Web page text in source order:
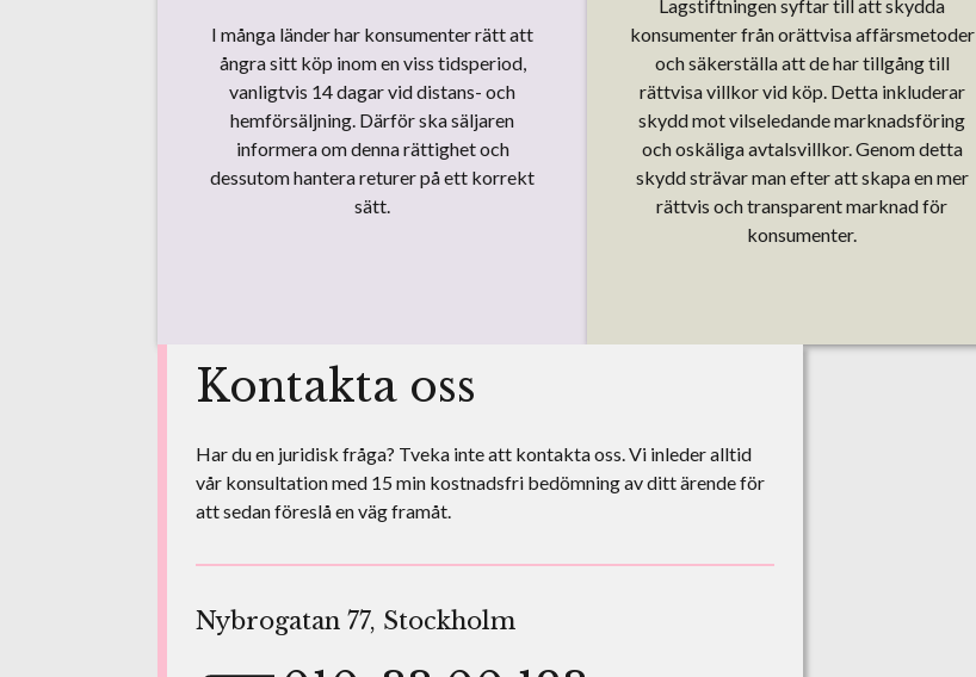
I många länder har konsumenter rätt att
ångra sitt köp inom en viss tidsperiod,
vanligtvis 14 dagar vid distans- och
hemförsäljning. Därför ska säljaren
informera om denna rättighet och
dessutom hantera returer på ett korrekt
sätt.
Lagstiftningen syftar till att skydda
konsumenter från orättvisa affärsmetoder
och säkerställa att de har tillgång till
rättvisa villkor vid köp. Detta inkluderar
skydd mot vilseledande marknadsföring
och oskäliga avtalsvillkor. Genom detta
skydd strävar man efter att skapa en mer
rättvis och transparent marknad för
konsumenter.
Kontakta oss
Har du en juridisk fråga? Tveka inte att kontakta oss. Vi inleder alltid
vår konsultation med 15 min kostnadsfri bedömning av ditt ärende för
att sedan föreslå en väg framåt.
Nybrogatan 77, Stockholm